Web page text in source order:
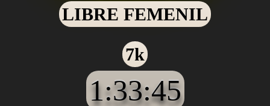
LIBRE FEMENIL
7k
1:33:45